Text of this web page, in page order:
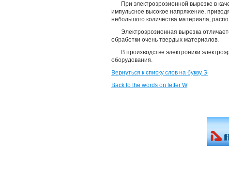
При электроэрозионной вырезке в
импульсное высокое напряжение,
небольшого количества материала,
Электроэрозионная вырезка
обработки очень твердых материалов.
В производстве электроники
оборудования.
Вернуться к списку слов на букву Э
Back to the words on letter W